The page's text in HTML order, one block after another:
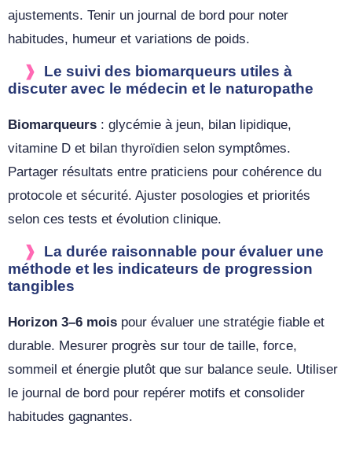
ajustements. Tenir un journal de bord pour noter
habitudes, humeur et variations de poids.
Le suivi des biomarqueurs utiles à
discuter avec le médecin et le naturopathe
Biomarqueurs : glycémie à jeun, bilan lipidique,
vitamine D et bilan thyroïdien selon symptômes.
Partager résultats entre praticiens pour cohérence du
protocole et sécurité. Ajuster posologies et priorités
selon ces tests et évolution clinique.
La durée raisonnable pour évaluer une
méthode et les indicateurs de progression
tangibles
Horizon 3–6 mois pour évaluer une stratégie fiable et
durable. Mesurer progrès sur tour de taille, force,
sommeil et énergie plutôt que sur balance seule. Utiliser
le journal de bord pour repérer motifs et consolider
habitudes gagnantes.